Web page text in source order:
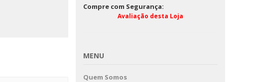
Compre com Segurança:
Avaliação desta Loja
MENU
Quem Somos